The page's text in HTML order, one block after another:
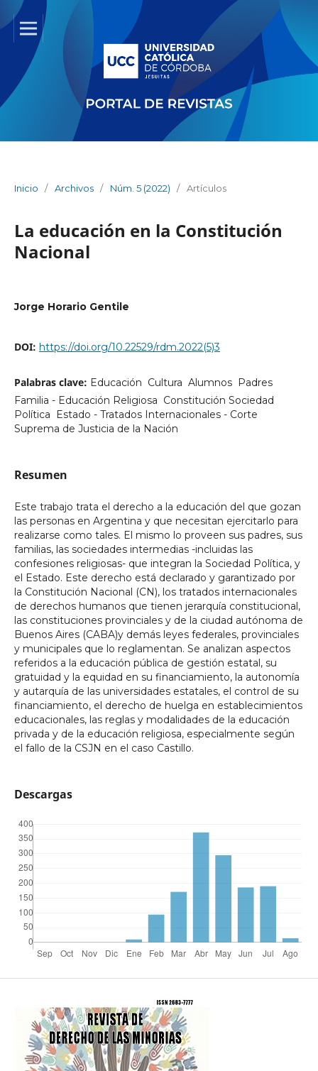
Inicio / Archivos / Núm. 5 (2022) / Artículos
La educación en la Constitución
Nacional
Jorge Horario Gentile
DOI: https://doi.org/10.22529/rdm.2022(5)3
Palabras clave: Educación  Cultura  Alumnos  Padres 
Familia - Educación Religiosa  Constitución Sociedad
Política  Estado - Tratados Internacionales - Corte
Suprema de Justicia de la Nación
Resumen
Este trabajo trata el derecho a la educación del que gozan
las personas en Argentina y que necesitan ejercitarlo para
realizarse como tales. El mismo lo proveen sus padres, sus
familias, las sociedades intermedias -incluidas las
confesiones religiosas- que integran la Sociedad Política, y
el Estado. Este derecho está declarado y garantizado por
la Constitución Nacional (CN), los tratados internacionales
de derechos humanos que tienen jerarquía constitucional,
las constituciones provinciales y de la ciudad autónoma de
Buenos Aires (CABA)y demás leyes federales, provinciales
y municipales que lo reglamentan. Se analizan aspectos
referidos a la educación pública de gestión estatal, su
gratuidad y la equidad en su financiamiento, la autonomía
y autarquía de las universidades estatales, el control de su
financiamiento, el derecho de huelga en establecimientos
educacionales, las reglas y modalidades de la educación
privada y de la educación religiosa, especialmente según
el fallo de la CSJN en el caso Castillo.
Descargas